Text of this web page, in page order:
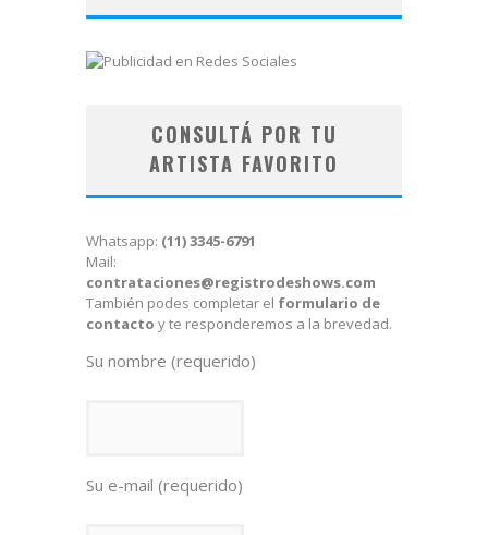
CONSULTÁ POR TU
ARTISTA FAVORITO
Whatsapp: (11) 3345-6791
Mail:
contrataciones@registrodeshows.com
También podes completar el formulario de
contacto y te responderemos a la brevedad.
Su nombre (requerido)
Su e-mail (requerido)